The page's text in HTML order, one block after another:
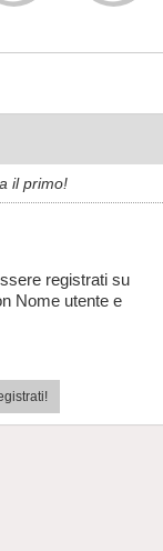
il primo!
registrati su
Nome utente e